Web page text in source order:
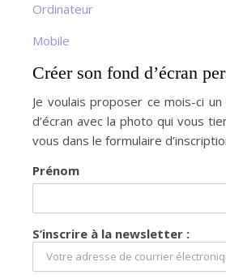
Ordinateur
Mobile
Créer son fond d’écran
Je voulais proposer ce mois-ci
d’écran avec la photo qui vous
vous dans le formulaire
Prénom
S’inscrire à la newsletter :